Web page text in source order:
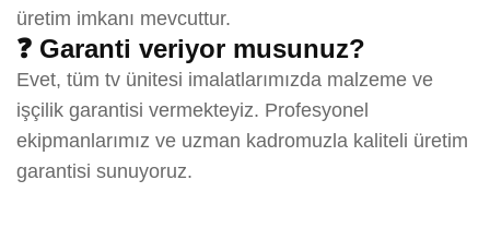
üretim imkanı mevcuttur.
❓ Garanti veriyor musunuz?
Evet, tüm tv ünitesi imalatlarımızda malzeme ve
işçilik garantisi vermekteyiz. Profesyonel
ekipmanlarımız ve uzman kadromuzla kaliteli üretim
garantisi sunuyoruz.